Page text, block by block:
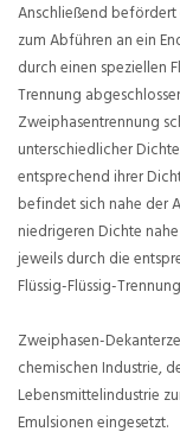
Anschließend
zum Abführen an ein
durch einen speziellen
Trennung
Zweiphasentrennung
unterschiedlicher
entsprechend ihrer
befindet sich nahe der
niedrigeren Dichte
jeweils durch die
Flüssig-Flüssig-
Zweiphasen-
chemischen Industrie,
Lebensmittelindustrie
Emulsionen eingesetzt.